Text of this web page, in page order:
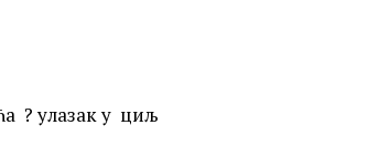
? улазак у циљ